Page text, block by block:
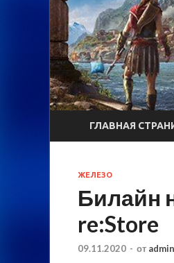
ГЛАВНАЯ
ЖЕЛЕЗО
Билайн
re:Store
09.11.2020 - от admin